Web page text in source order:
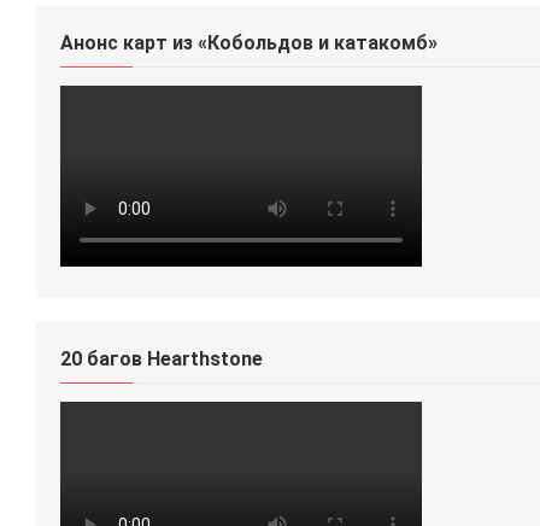
Анонс карт из «Кобольдов и катакомб»
20 багов Hearthstone